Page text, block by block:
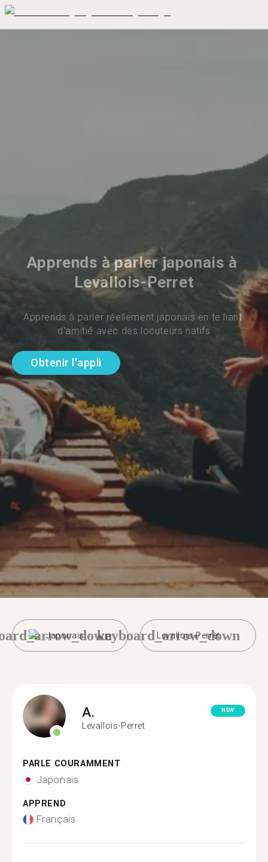
Apprends à parler japonais à
Levallois-Perret
Apprends à parler réellement japonais en te liant
d'amitié avec des locuteurs natifs
Obtenir l'appli
Japonais Levallois-Perret
keyboard_arrow_down
A.
Levallois-Perret
NEW
PARLE COURAMMENT
Japonais
APPREND
Français